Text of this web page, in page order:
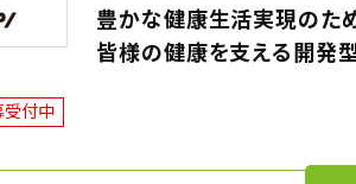
豊かな健康生活実現のた
皆様の健康を支える開発型
受付中